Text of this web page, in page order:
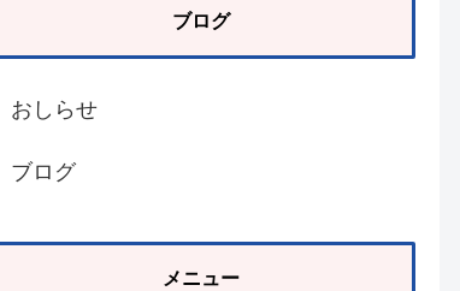
ブログ
おしらせ
ブログ
メニュー